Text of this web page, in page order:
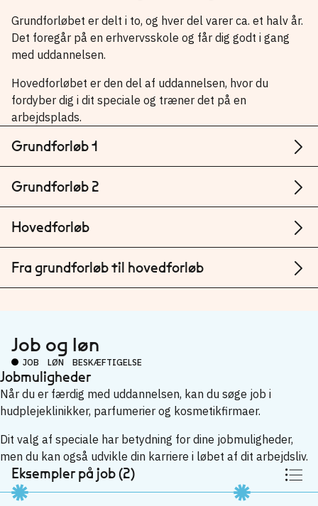
Grundforløbet er delt i to, og hver del varer ca. et halv år.
Det foregår på en erhvervsskole og får dig godt i gang
med uddannelsen.
Hovedforløbet er den del af uddannelsen, hvor du
fordyber dig i dit speciale og træner det på en
arbejdsplads.
Grundforløb 1
Grundforløb 2
Hovedforløb
Fra grundforløb til hovedforløb
Job og løn
JOB LØN BESKÆFTIGELSE
Jobmuligheder
Når du er færdig med uddannelsen, kan du søge job i
hudplejeklinikker, parfumerier og kosmetikfirmaer.
Dit valg af speciale har betydning for dine jobmuligheder,
men du kan også udvikle din karriere i løbet af dit arbejdsliv.
Eksempler på job (2)